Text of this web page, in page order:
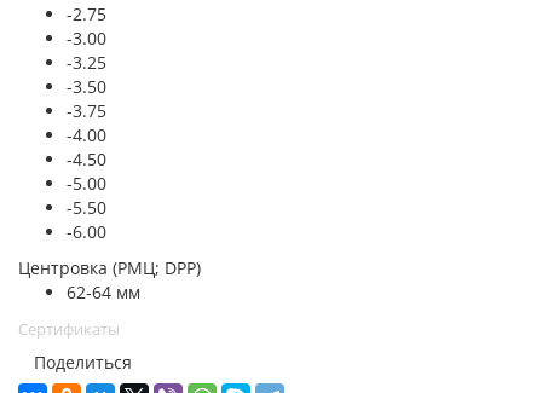
-2.75
-3.00
-3.25
-3.50
-3.75
-4.00
-4.50
-5.00
-5.50
-6.00
Центровка (РМЦ; DPP)
62-64 мм
Сертификаты
Поделиться